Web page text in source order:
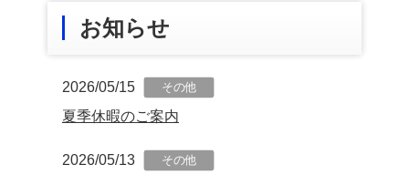
お知らせ
2026/05/15 その他
夏季休暇のご案内
2026/05/13 その他